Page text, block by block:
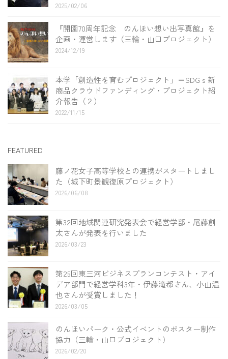
2025/02/06
『開園70周年記念 のんほい想い出写真館』を
企画・運営します（三輪・山口プロジェクト）
2024/12/19
本学「創造性を育むプロジェクト」＝SDGｓ新
商品クラウドファンディング・プロジェクト紹
介報告（２）
2022/11/15
FEATURED
藤ノ花女子高等学校との連携がスタートしまし
た（城下町景観復原プロジェクト）
2026/06/08
第32回地域関連研究発表会で経営学部・尾藤創
太さんが発表を行いました
2026/03/23
第25回東三河ビジネスプランコンテスト・アイ
デア部門で経営学科3年・伊藤滝都さん、小山温
也さんが受賞しました！
2026/03/05
のんほいパーク・公式イベントのポスター制作
協力（三輪・山口プロジェクト）
2026/02/20